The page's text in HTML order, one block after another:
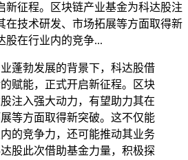
新征程。区块链产业基金为科达股注
在技术研发、市场拓展等方面取得新
股在行业内的竞争...
蓬勃发展的背景下，科达股借
赋能，正式开启新征程。区块
注入强大动力，有望助力其在
等方面取得新突破。这不仅能
的竞争力，还可能推动其业务
股此次借助基金力量，积极探